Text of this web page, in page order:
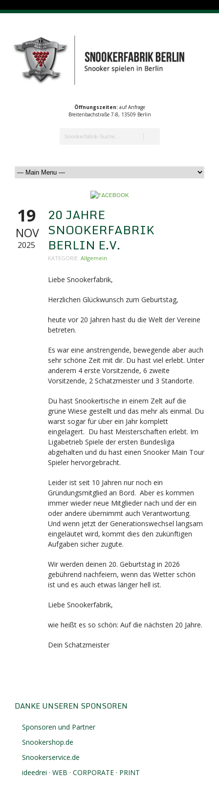
Öffnungszeiten:auf Anfrage
Breitenbachstraße 7-8, 13509 Berlin
19
NOV
2025
20 JAHRE
SNOOKERFABRIK
BERLIN E.V.
KATEGORIE: Allgemein
Liebe Snookerfabrik,
Herzlichen Glückwunsch zum Geburtstag,
heute vor 20 Jahren hast du die Welt der Vereine
betreten.
Es war eine anstrengende, bewegende aber auch
sehr schöne Zeit mit dir. Du hast viel erlebt. Unter
anderem 4 erste Vorsitzende, 6 zweite
Vorsitzende, 2 Schatzmeister und 3 Standorte.
Du hast Snookertische in einem Zelt auf die
grüne Wiese gestellt und das mehr als einmal. Du
warst sogar für über ein Jahr komplett
eingelagert. Du hast Meisterschaften erlebt. Im
Ligabetrieb Spiele der ersten Bundesliga
abgehalten und du hast einen Snooker Main Tour
Spieler hervorgebracht.
Leider ist seit 10 Jahren nur noch ein
Gründungsmitglied an Bord. Aber es kommen
immer wieder neue Mitglieder nach und der ein
oder andere übernimmt auch Verantwortung.
Und wenn jetzt der Generationswechsel langsam
eingeläutet wird, kommt dies den zukünftigen
Aufgaben sicher zugute.
Wir werden deinen 20. Geburtstag in 2026
gebührend nachfeiern, wenn das Wetter schön
ist und es auch etwas länger hell ist.
Liebe Snookerfabrik,
wie heißt es so schön: Auf die nächsten 20 Jahre.
Dein Schatzmeister
DANKE UNSEREN SPONSOREN
Sponsoren und Partner
Snookershop.de
Snookerservice.de
ideedrei · WEB · CORPORATE · PRINT